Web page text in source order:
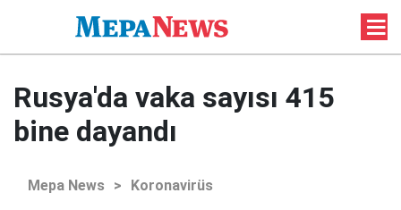
Rusya'da vaka sayısı 415
bine dayandı
Mepa News > Koronavirüs